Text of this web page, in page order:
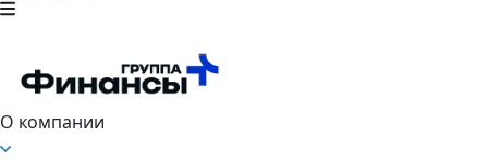
О компании